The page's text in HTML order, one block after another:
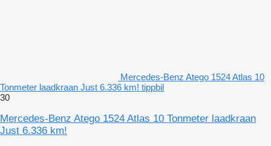
Mercedes-Benz Atego 1524 Atlas 10
Tonmeter laadkraan Just 6.336 km! tippbil
30
Mercedes-Benz Atego 1524 Atlas 10 Tonmeter laadkraan
Just 6.336 km!